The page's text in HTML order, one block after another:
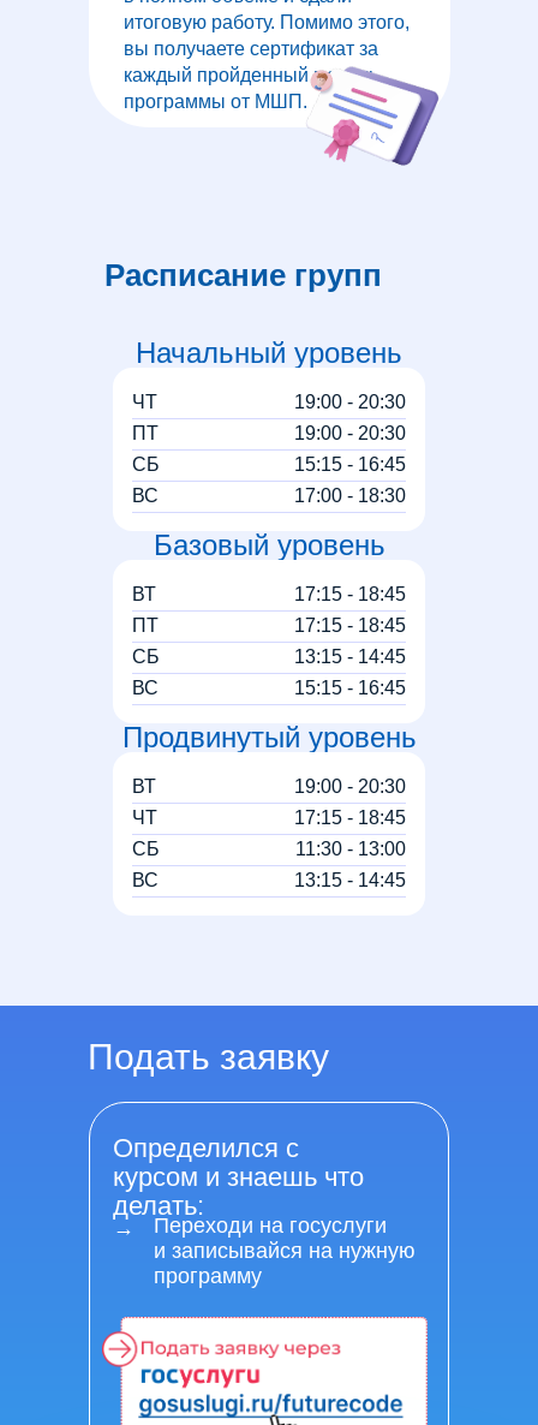
итоговую работу. Помимо этого,
вы получаете сертификат за
каждый пройденный модуль
программы от МШП.
Расписание групп
Начальный уровень
ЧТ
19:00 - 20:30
ПТ
19:00 - 20:30
СБ
15:15 - 16:45
ВС
17:00 - 18:30
Базовый уровень
ВТ
17:15 - 18:45
ПТ
17:15 - 18:45
СБ
13:15 - 14:45
ВС
15:15 - 16:45
Продвинутый уровень
ВТ
19:00 - 20:30
ЧТ
17:15 - 18:45
СБ
11:30 - 13:00
ВС
13:15 - 14:45
Подать заявку
Определился с
курсом и знаешь что
делать:
Переходи на госуслуги
и записывайся на нужную
программу
→